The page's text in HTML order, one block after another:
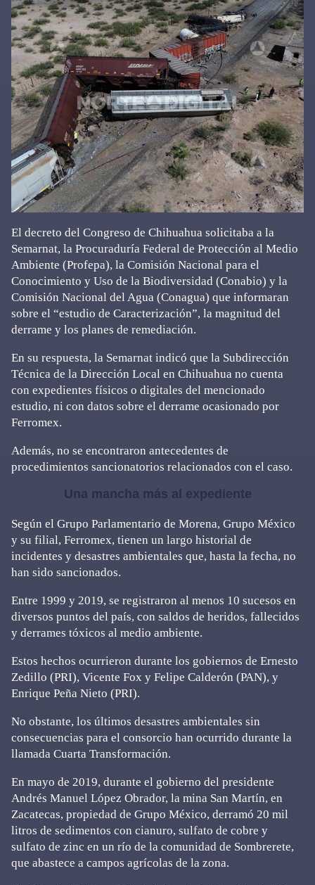
El decreto del Congreso de Chihuahua solicitaba a la
Semarnat, la Procuraduría Federal de Protección al Medio
Ambiente (Profepa), la Comisión Nacional para el
Conocimiento y Uso de la Biodiversidad (Conabio) y la
Comisión Nacional del Agua (Conagua) que informaran
sobre el “estudio de Caracterización”, la magnitud del
derrame y los planes de remediación.
En su respuesta, la Semarnat indicó que la Subdirección
Técnica de la Dirección Local en Chihuahua no cuenta
con expedientes físicos o digitales del mencionado
estudio, ni con datos sobre el derrame ocasionado por
Ferromex.
Además, no se encontraron antecedentes de
procedimientos sancionatorios relacionados con el caso.
Una mancha más al expediente
Según el Grupo Parlamentario de Morena, Grupo México
y su filial, Ferromex, tienen un largo historial de
incidentes y desastres ambientales que, hasta la fecha, no
han sido sancionados.
Entre 1999 y 2019, se registraron al menos 10 sucesos en
diversos puntos del país, con saldos de heridos, fallecidos
y derrames tóxicos al medio ambiente.
Estos hechos ocurrieron durante los gobiernos de Ernesto
Zedillo (PRI), Vicente Fox y Felipe Calderón (PAN), y
Enrique Peña Nieto (PRI).
No obstante, los últimos desastres ambientales sin
consecuencias para el consorcio han ocurrido durante la
llamada Cuarta Transformación.
En mayo de 2019, durante el gobierno del presidente
Andrés Manuel López Obrador, la mina San Martín, en
Zacatecas, propiedad de Grupo México, derramó 20 mil
litros de sedimentos con cianuro, sulfato de cobre y
sulfato de zinc en un río de la comunidad de Sombrerete,
que abastece a campos agrícolas de la zona.